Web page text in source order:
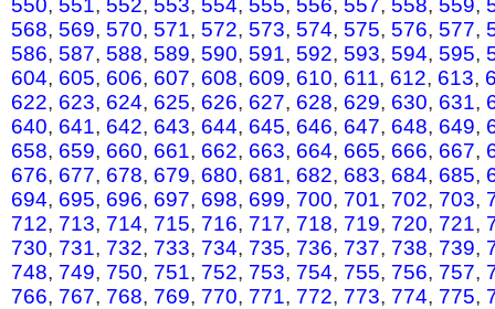
550, 551, 552, 553, 554, 555, 556, 557, 558, 559,
568, 569, 570, 571, 572, 573, 574, 575, 576, 577,
586, 587, 588, 589, 590, 591, 592, 593, 594, 595,
604, 605, 606, 607, 608, 609, 610, 611, 612, 613,
622, 623, 624, 625, 626, 627, 628, 629, 630, 631,
640, 641, 642, 643, 644, 645, 646, 647, 648, 649,
658, 659, 660, 661, 662, 663, 664, 665, 666, 667,
676, 677, 678, 679, 680, 681, 682, 683, 684, 685,
694, 695, 696, 697, 698, 699, 700, 701, 702, 703,
712, 713, 714, 715, 716, 717, 718, 719, 720, 721,
730, 731, 732, 733, 734, 735, 736, 737, 738, 739,
748, 749, 750, 751, 752, 753, 754, 755, 756, 757,
766, 767, 768, 769, 770, 771, 772, 773, 774, 775,